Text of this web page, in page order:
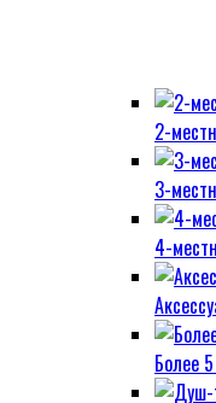
2-
3-
4-
Более